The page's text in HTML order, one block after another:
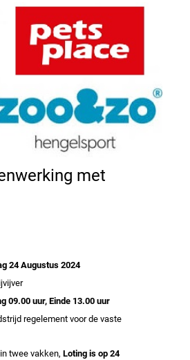
met
24 Augustus 2024
09.00 uur, Einde 13.00 uur
regelement voor de vaste
twee vakken, Loting is op 24